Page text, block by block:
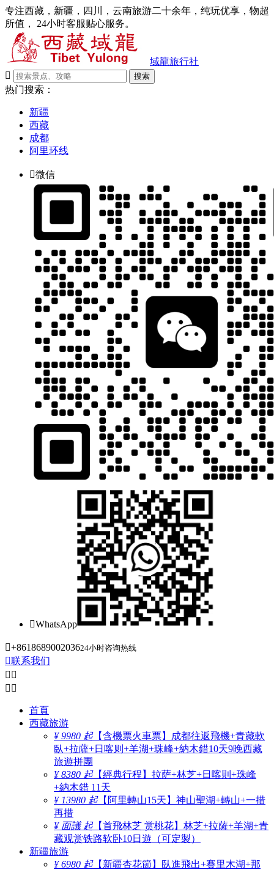
专注西藏，新疆，四川，云南旅游二十余年，纯玩优享，物超
所值， 24小时客服贴心服务。
域龍旅行社

搜索
热门搜索：
新疆
西藏
成都
阿里环线
微信
WhatsApp
+861868900203624小时咨询热线
联系我们
 
 
首頁
西藏旅游
¥ 9980 起【含機票火車票】成都往返飛機+青藏軟
臥+拉薩+日喀则+羊湖+珠峰+納木錯10天9晚西藏
旅遊拼團
¥ 8380 起【經典行程】拉萨+林芝+日喀則+珠峰
+納木錯 11天
¥ 13980 起【阿里轉山15天】神山聖湖+轉山+一措
再措
¥ 面議 起【首飛林芝 赏桃花】林芝+拉薩+羊湖+青
藏观赏铁路软卧10日遊（可定製）
新疆旅游
¥ 6980 起【新疆杏花節】臥進飛出+賽里木湖+那